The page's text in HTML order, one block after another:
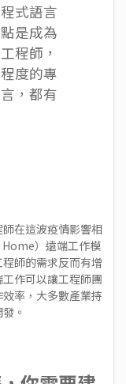
式語言
是成為
程師，
度的專
，都有
在這波疫情影響相
）遠端工作模
師的需求反而有增
作可以讓工程師團
率，大多數產業持
。